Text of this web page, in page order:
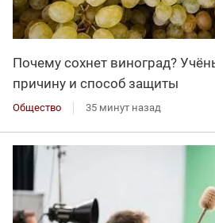
Почему сохнет виноград?
причину и способ защиты
Общество 35 минут назад